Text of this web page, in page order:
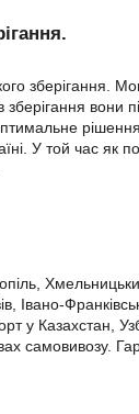
зберігання.
вони
рішення
У той час як
Івано-
у Казахстан,